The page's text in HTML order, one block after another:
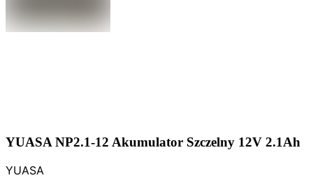
YUASA NP2.1-12 Akumulator Szczelny 12V 2.1Ah
YUASA